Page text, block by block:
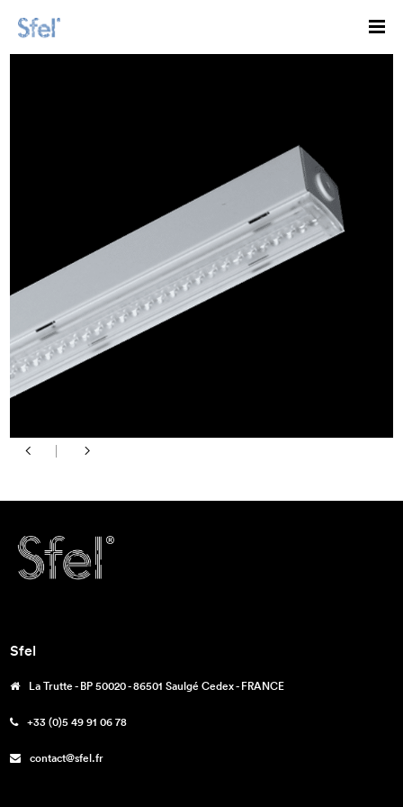
Sfel
La Trutte - BP 50020 - 86501 Saulgé Cedex - FRANCE
+33 (0)5 49 91 06 78
contact@sfel.fr